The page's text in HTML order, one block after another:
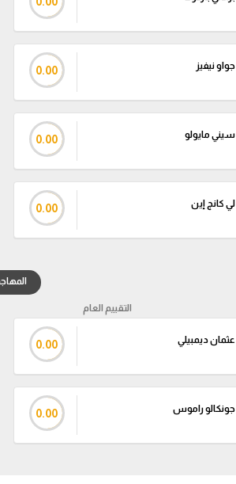
جواو نيفيز 0.00
سيني مايولو 0.00
لي كانج إين 0.00
التقييم العام
عثمان ديمبيلي 0.00
جونكالو راموس 0.00